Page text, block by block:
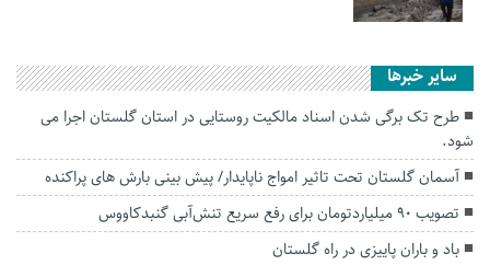
سایر خبرها
طرح تک برگی شدن اسناد مالکیت روستایی در استان گلستان اجرا می
شود.
آسمان گلستان تحت تاثیر امواج ناپایدار/ پیش بینی بارش های پراکنده
تصویب ۹۰ میلیاردتومان برای رفع سریع تنش‌آبی گنبدکاووس
باد و باران پاییزی در راه گلستان